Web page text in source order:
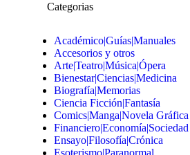
Categorias
Académico|Guías|Manuales
Accesorios y otros
Arte|Teatro|Música|Ópera
Bienestar|Ciencias|Medicina
Biografía|Memorias
Ciencia Ficción|Fantasía
Comics|Manga|Novela Gráfica
Financiero|Economía|Sociedad
Ensayo|Filosofía|Crónica
Esoterismo|Paranormal